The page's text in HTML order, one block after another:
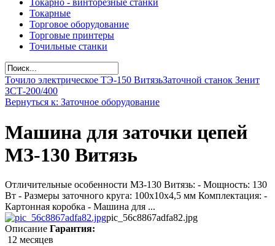
Токарно - винторезные станки
Токарные
Торговое оборудование
Торговые принтеры
Точильные станки
Точило электрическое ТЭ-150 ВитязьЗаточной станок Зенит
ЗСТ-200/400
Вернуться к: Заточное оборудование
Машина для заточки цепей
МЗ-130 Витязь
Отличительные особенности МЗ-130 Витязь: - Мощность: 130
Вт - Размеры заточного круга: 100х10х4,5 мм Комплектация: -
Картонная коробка - Машина для ...
pic_56c8867adfa82.jpg
Описание Гарантия:
12 месяцев